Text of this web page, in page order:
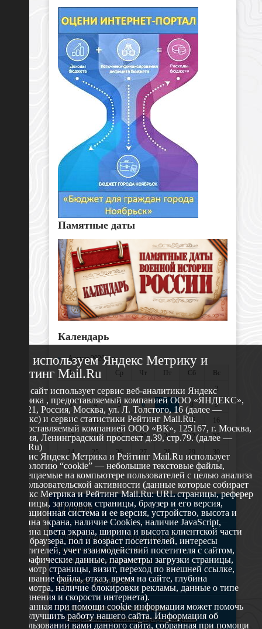
Памятные даты
Календарь
«Август 2026 »
Пн
Вт Ср Чт Пт Сб
Вс
1
2
3
4 5 6 7 8
9
10
11 12 13 14 15
16
17
18 19 20 21 22
23
24
25 26 27 28 29
30
31
О сайте
629802 г. Ноябрьск, ул. Республики, 49
Телефон: +7 (3496) 35-37-49
E-mail: udsm@noyabrsk.yanao.ru
Другие ресурсы
Администрация города Ноябрьска
Департамент образования города Ноябрьска
Мы используем Яндекс Метрику и
Рейтинг Mail.Ru
Этот сайт использует сервис веб-аналитики Яндекс
Метрика , предоставляемый компанией ООО «ЯНДЕКС»,
119021, Россия, Москва, ул. Л. Толстого, 16 (далее —
Яндекс) и сервис статистики Рейтинг Mail.Ru,
предоставляемый компанией ООО «ВК», 125167, г. Москва,
Россия, Ленинградский проспект д.39, стр.79. (далее —
Mail.Ru)
Сервис Яндекс Метрика и Рейтинг Mail.Ru использует
технологию “cookie” — небольшие текстовые файлы,
размещаемые на компьютере пользователей с целью анализа
их пользовательской активности (данные которые собирает
Яндекс Метрика и Рейтинг Mail.Ru: URL страницы, реферер
страницы, заголовок страницы, браузер и его версия,
операционная система и ее версия, устройство, высота и
ширина экрана, наличие Cookies, наличие JavaScript,
глубина цвета экрана, ширина и высота клиентской части
окна браузера, пол и возраст посетителей, интересы
посетителей, учет взаимодействий посетителя с сайтом,
географические данные, параметры загрузки страницы,
просмотр страницы, визит, переход по внешней ссылке,
cкачивание файла, отказ, время на сайте, глубина
просмотра, наличие блокировки рекламы, данные о типе
соединения и скорости интернета).
Собранная при помощи cookie информация может помочь
нам улучшить работу нашего сайта. Информация об
использовании вами данного сайта, собранная при помощи